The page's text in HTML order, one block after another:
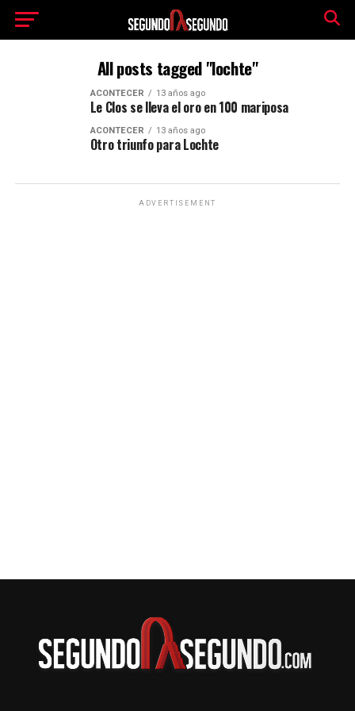
All posts tagged "lochte"
ACONTECER 13 años ago
Le Clos se lleva el oro en 100 mariposa
ACONTECER 13 años ago
Otro triunfo para Lochte
ADVERTISEMENT